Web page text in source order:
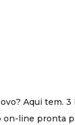
Aqui tem. 3
line pronta